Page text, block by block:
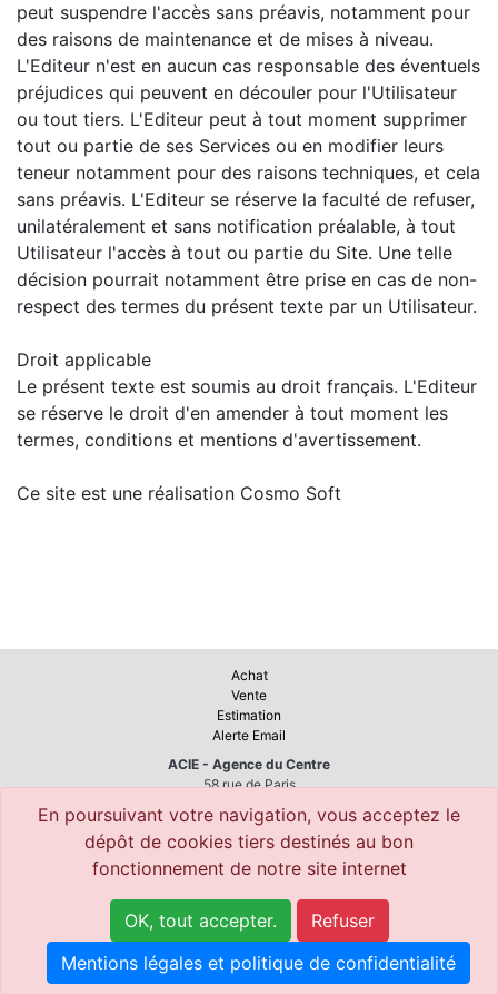
En poursuivant votre navigation, vous acceptez le
dépôt de cookies tiers destinés au bon
fonctionnement de notre site internet
OK, tout accepter.
Refuser
Mentions légales et politique de confidentialité
peut suspendre l'accès sans préavis, notamment pour
des raisons de maintenance et de mises à niveau.
L'Editeur n'est en aucun cas responsable des éventuels
préjudices qui peuvent en découler pour l'Utilisateur
ou tout tiers. L'Editeur peut à tout moment supprimer
tout ou partie de ses Services ou en modifier leurs
teneur notamment pour des raisons techniques, et cela
sans préavis. L'Editeur se réserve la faculté de refuser,
unilatéralement et sans notification préalable, à tout
Utilisateur l'accès à tout ou partie du Site. Une telle
décision pourrait notamment être prise en cas de non-
respect des termes du présent texte par un Utilisateur.
Droit applicable
Le présent texte est soumis au droit français. L'Editeur
se réserve le droit d'en amender à tout moment les
termes, conditions et mentions d'avertissement.
Ce site est une réalisation Cosmo Soft
Achat
Vente
Estimation
Alerte Email
ACIE - Agence du Centre
58 rue de Paris
95380 LOUVRES
acie@wanadoo.fr
01.34.68.10.94
Nos honoraires